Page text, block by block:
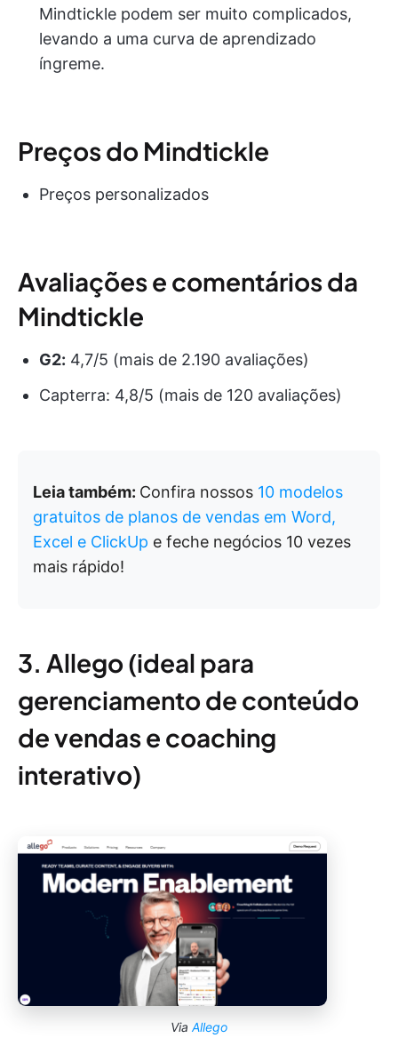
Mindtickle podem ser muito complicados,
levando a uma curva de aprendizado
íngreme.
Preços do Mindtickle
Preços personalizados
Avaliações e comentários da
Mindtickle
G2: 4,7/5 (mais de 2.190 avaliações)
Capterra: 4,8/5 (mais de 120 avaliações)
Leia também: Confira nossos 10 modelos
gratuitos de planos de vendas em Word,
Excel e ClickUp e feche negócios 10 vezes
mais rápido!
3. Allego (ideal para
gerenciamento de conteúdo
de vendas e coaching
interativo)
Via Allego